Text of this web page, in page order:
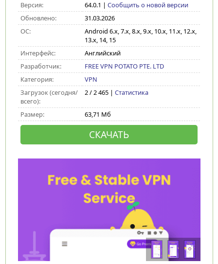
Версия:
64.0.1 | Сообщить о новой версии
Обновлено:
31.03.2026
ОС:
Android 6.x, 7.x, 8.x, 9.x, 10.x, 11.x, 12.x,
13.x, 14, 15
Интерфейс:
Английский
Разработчик:
FREE VPN POTATO PTE. LTD
Категория:
VPN
Загрузок (сегодня/
всего):
2 / 2 465 | Статистика
Размер: 63,71 Мб
СКАЧАТЬ